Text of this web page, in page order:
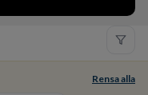
Rensa alla